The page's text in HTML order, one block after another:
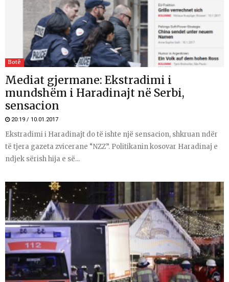
Botë
Mediat gjermane: Ekstradimi i
mundshëm i Haradinajt në Serbi,
sensacion
20:19 / 10.01.2017
Ekstradimi i Haradinajt do të ishte një sensacion, shkruan ndër
të tjera gazeta zvicerane “NZZ”. Politikanin kosovar Haradinaj e
ndjek sërish hija e së...